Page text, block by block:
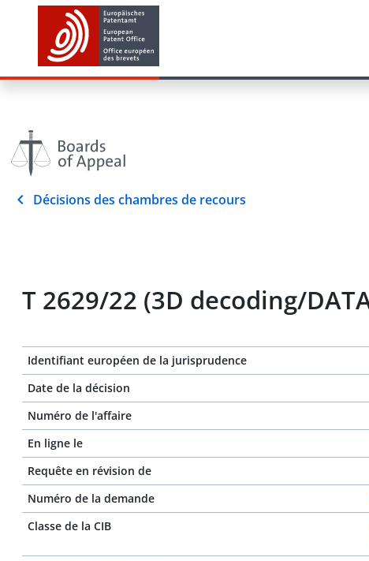
Décisions des chambres de recours
T 2629/22 (3D decoding/
Identifiant européen de la jurisprudence
Date de la décision
Numéro de l'affaire
En ligne le
Requête en révision de
Numéro de la demande
Classe de la CIB